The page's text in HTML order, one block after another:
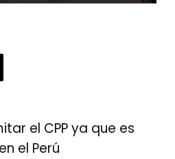
el CPP ya que es
el Perú